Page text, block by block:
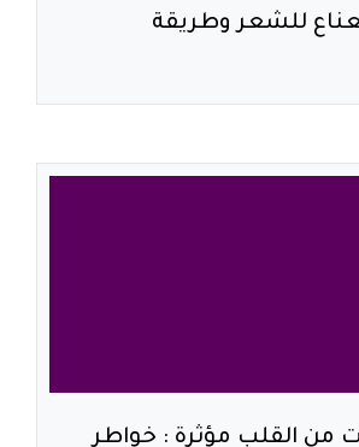
للشعر وطريقة
من القلب مؤثرة : خواطر